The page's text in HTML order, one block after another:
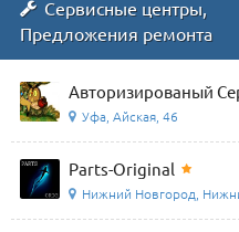
Сервисные центры,
Предложения ремонта
Авторизированый
Уфа, Айская, 46
Parts-Original
Нижний Новгород,